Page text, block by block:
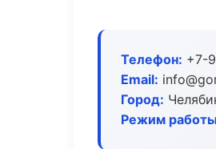
Телефон: +7-
Email:
Город:
Режим